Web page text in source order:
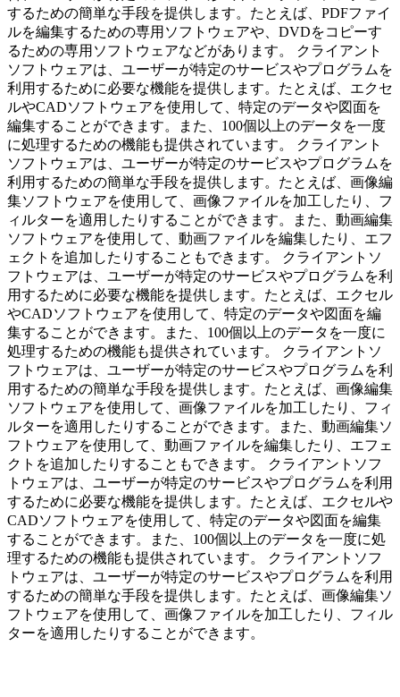
するための簡単な手段を提供します。たとえば、PDFファイ
ルを編集するための専用ソフトウェアや、DVDをコピーす
るための専用ソフトウェアなどがあります。 クライアント
ソフトウェアは、ユーザーが特定のサービスやプログラムを
利用するために必要な機能を提供します。たとえば、エクセ
ルやCADソフトウェアを使用して、特定のデータや図面を
編集することができます。また、100個以上のデータを一度
に処理するための機能も提供されています。 クライアント
ソフトウェアは、ユーザーが特定のサービスやプログラムを
利用するための簡単な手段を提供します。たとえば、画像編
集ソフトウェアを使用して、画像ファイルを加工したり、フ
ィルターを適用したりすることができます。また、動画編集
ソフトウェアを使用して、動画ファイルを編集したり、エフ
ェクトを追加したりすることもできます。 クライアントソ
フトウェアは、ユーザーが特定のサービスやプログラムを利
用するために必要な機能を提供します。たとえば、エクセル
やCADソフトウェアを使用して、特定のデータや図面を編
集することができます。また、100個以上のデータを一度に
処理するための機能も提供されています。 クライアントソ
フトウェアは、ユーザーが特定のサービスやプログラムを利
用するための簡単な手段を提供します。たとえば、画像編集
ソフトウェアを使用して、画像ファイルを加工したり、フィ
ルターを適用したりすることができます。また、動画編集ソ
フトウェアを使用して、動画ファイルを編集したり、エフェ
クトを追加したりすることもできます。 クライアントソフ
トウェアは、ユーザーが特定のサービスやプログラムを利用
するために必要な機能を提供します。たとえば、エクセルや
CADソフトウェアを使用して、特定のデータや図面を編集
することができます。また、100個以上のデータを一度に処
理するための機能も提供されています。 クライアントソフ
トウェアは、ユーザーが特定のサービスやプログラムを利用
するための簡単な手段を提供します。たとえば、画像編集ソ
フトウェアを使用して、画像ファイルを加工したり、フィル
ターを適用したりすることができます。